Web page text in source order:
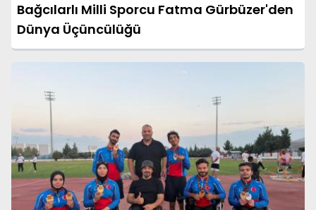
Bağcılarlı Milli Sporcu Fatma Gürbüzer'den
Dünya Üçüncülüğü